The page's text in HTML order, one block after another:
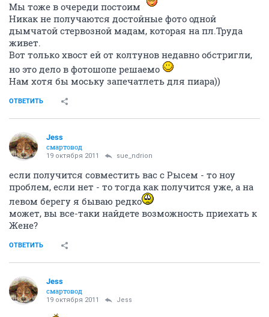
Мы тоже в очереди постоим
Никак не получаются достойные фото одной
дымчатой стервозной мадам, которая на пл.Труда
живет.
Вот только хвост ей от колтунов недавно обстригли,
но это дело в фотошопе решаемо
Нам хотя бы моську запечатлеть для пиара))
ОТВЕТИТЬ
Jess
смартовод
19 октября 2011 sue_ndrion
если получится совместить вас с Рысем - то ноу
проблем, если нет - то тогда как получится уже, а на
левом берегу я бываю редко
может, вы все-таки найдете возможность приехать к
Жене?
ОТВЕТИТЬ
Jess
смартовод
19 октября 2011 Jess